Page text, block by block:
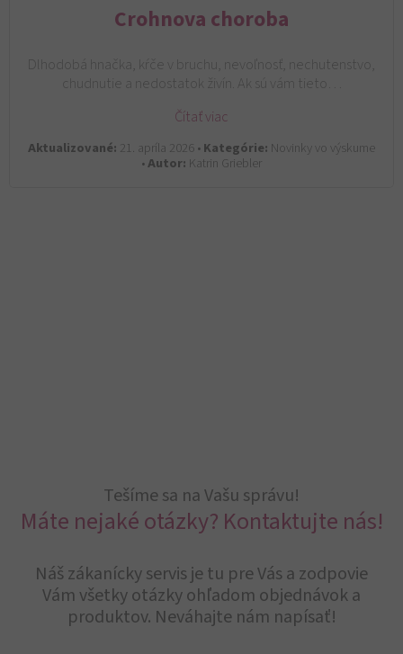
Crohnova choroba
Dlhodobá hnačka, kŕče v bruchu, nevoľnosť, nechutenstvo,
chudnutie a nedostatok živín. Ak sú vám tieto…
Čítať viac
Aktualizované: 21. apríla 2026 •Kategórie: Novinky vo výskume
•Autor: Katrin Griebler
Tešíme sa na Vašu správu!
Máte nejaké otázky? Kontaktujte nás!
Náš zákanícky servis je tu pre Vás a zodpovie
Vám všetky otázky ohľadom objednávok a
produktov. Neváhajte nám napísať!